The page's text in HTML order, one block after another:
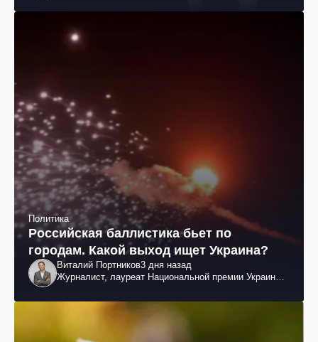
Политика
Российская баллистика бьет по
городам. Какой выход ищет Украина?
Виталий Портников3 дня назад
Журналист, лауреат Национальной премии Украины